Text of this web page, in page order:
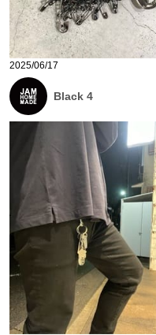
2025/06/17
Black 4